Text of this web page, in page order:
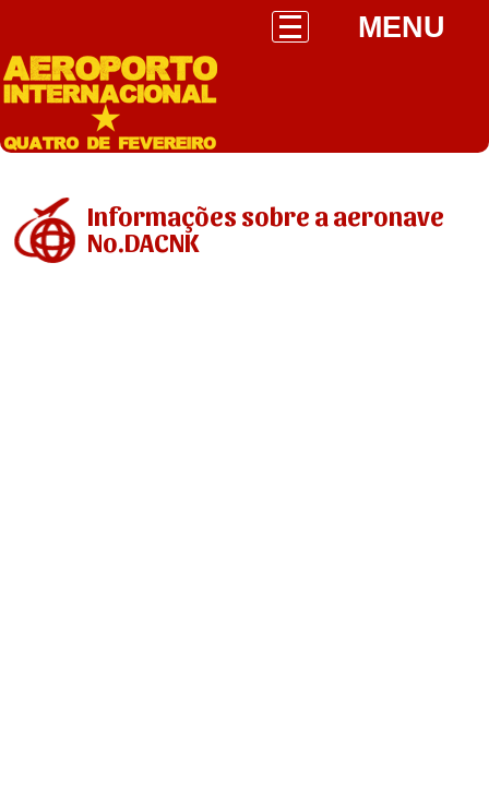
MENU
Informações sobre a aeronave
No.DACNK